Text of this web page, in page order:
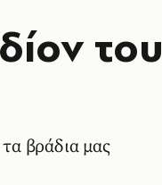
του
τα βράδια μας